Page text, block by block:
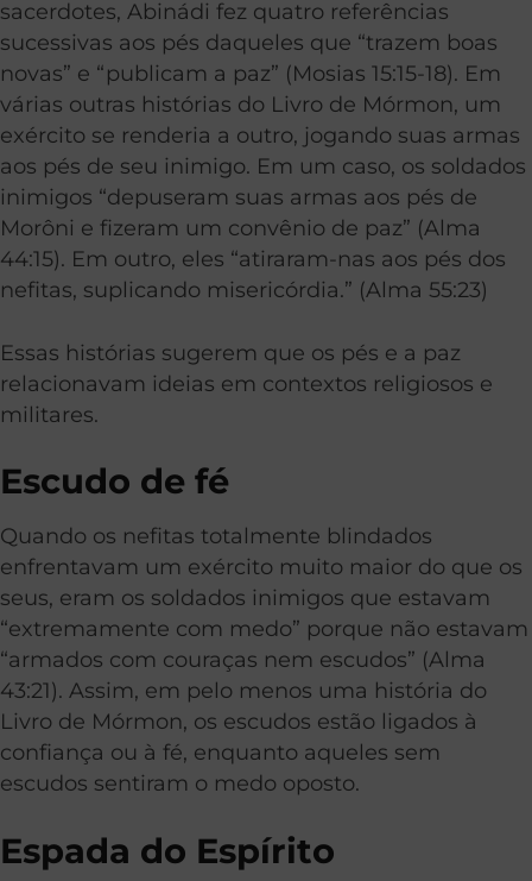
sacerdotes, Abinádi fez quatro referências
sucessivas aos pés daqueles que “trazem boas
novas” e “publicam a paz” (Mosias 15:15-18). Em
várias outras histórias do Livro de Mórmon, um
exército se renderia a outro, jogando suas armas
aos pés de seu inimigo. Em um caso, os soldados
inimigos “depuseram suas armas aos pés de
Morôni e fizeram um convênio de paz” (Alma
44:15). Em outro, eles “atiraram-nas aos pés dos
nefitas, suplicando misericórdia.” (Alma 55:23)
Essas histórias sugerem que os pés e a paz
relacionavam ideias em contextos religiosos e
militares.
Escudo de fé
Quando os nefitas totalmente blindados
enfrentavam um exército muito maior do que os
seus, eram os soldados inimigos que estavam
“extremamente com medo” porque não estavam
“armados com couraças nem escudos” (Alma
43:21). Assim, em pelo menos uma história do
Livro de Mórmon, os escudos estão ligados à
confiança ou à fé, enquanto aqueles sem
escudos sentiram o medo oposto.
Espada do Espírito